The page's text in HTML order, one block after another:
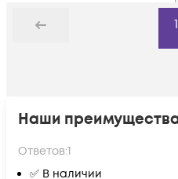
Назад
1
Наши
Ответов:1
✅ В наличии